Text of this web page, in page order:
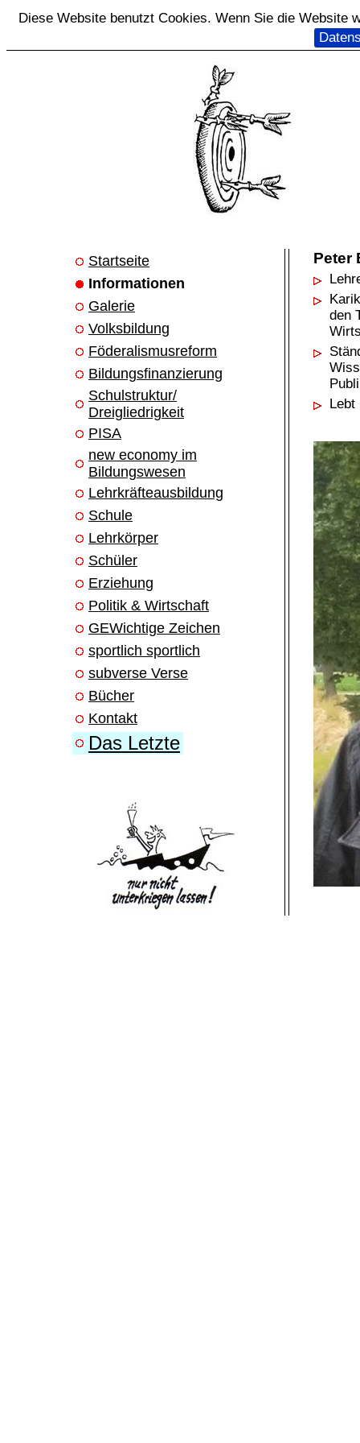
Diese Website benutzt Cookies. Wenn Sie die Website
Startseite
Informationen
Galerie
Volksbildung
Föderalismusreform
Bildungsfinanzierung
Schulstruktur/
Dreigliedrigkeit
PISA
new economy im
Bildungswesen
Lehrkräfteausbildung
Schule
Lehrkörper
Schüler
Erziehung
Politik & Wirtschaft
GEWichtige Zeichen
sportlich sportlich
subverse Verse
Bücher
Kontakt
Das Letzte
Peter
den
Lebt